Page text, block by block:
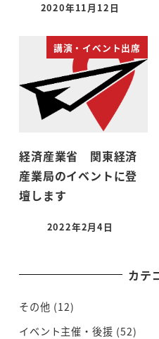
2020年11月12日
講演・イベント出席
経済産業省 関東経済
産業局のイベントに登
壇します
2022年2月4日
カテ
その他 (12)
イベント主催・後援 (52)